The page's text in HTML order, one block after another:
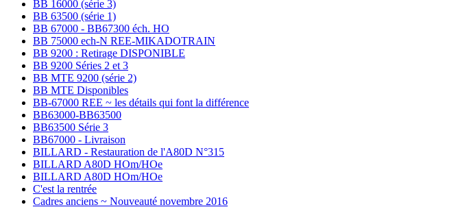
BB 16000 (série 3)
BB 63500 (série 1)
BB 67000 - BB67300 éch. HO
BB 75000 ech-N REE-MIKADOTRAIN
BB 9200 : Retirage DISPONIBLE
BB 9200 Séries 2 et 3
BB MTE 9200 (série 2)
BB MTE Disponibles
BB-67000 REE ~ les détails qui font la différence
BB63000-BB63500
BB63500 Série 3
BB67000 - Livraison
BILLARD - Restauration de l'A80D N°315
BILLARD A80D HOm/HOe
BILLARD A80D HOm/HOe
C'est la rentrée
Cadres anciens ~ Nouveauté novembre 2016